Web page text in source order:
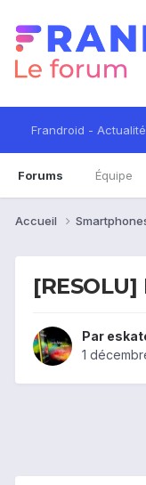
Frandroid - Actualité
Forums Équipe
Accueil
Par
1